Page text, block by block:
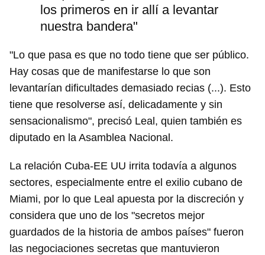
los primeros en ir allí a levantar
nuestra bandera"
"Lo que pasa es que no todo tiene que ser público.
Hay cosas que de manifestarse lo que son
levantarían dificultades demasiado recias (...). Esto
tiene que resolverse así, delicadamente y sin
sensacionalismo", precisó Leal, quien también es
diputado en la Asamblea Nacional.
La relación Cuba-EE UU irrita todavía a algunos
sectores, especialmente entre el exilio cubano de
Miami, por lo que Leal apuesta por la discreción y
considera que uno de los "secretos mejor
guardados de la historia de ambos países" fueron
las negociaciones secretas que mantuvieron